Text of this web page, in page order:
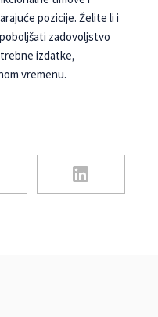
pozicije. Želite li i
zadovoljstvo
izdatke,
vremenu.